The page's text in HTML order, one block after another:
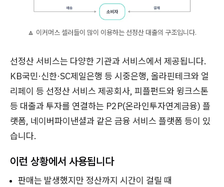
🔼 이커머스 셀러들이 많이 이용하는 선정산 대출의 구조입니다.
선정산 서비스는 다양한 기관과 서비스에서 제공됩니다.
KB국민·신한·SC제일은행 등 시중은행, 올라핀테크와 얼
리페이 등 선정산 서비스 제공회사, 피플펀드와 윙크스톤
등 대출과 투자를 연결하는 P2P(온라인투자연계금융) 플
랫폼, 네이버파이낸셜과 같은 금융 서비스 플랫폼 등이 있
습니다.
이런 상황에서 사용됩니다
판매는 발생했지만 정산까지 시간이 걸릴 때